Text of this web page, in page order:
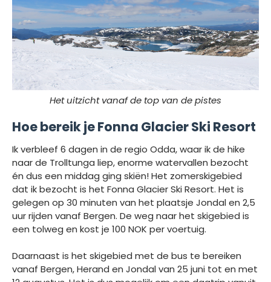
Het uitzicht vanaf de top van de pistes
Hoe bereik je Fonna Glacier Ski Resort
Ik verbleef 6 dagen in de regio Odda, waar ik de hike
naar de Trolltunga liep, enorme watervallen bezocht
én dus een middag ging skiën! Het zomerskigebied
dat ik bezocht is het Fonna Glacier Ski Resort. Het is
gelegen op 30 minuten van het plaatsje Jondal en 2,5
uur rijden vanaf Bergen. De weg naar het skigebied is
een tolweg en kost je 100 NOK per voertuig.
Daarnaast is het skigebied met de bus te bereiken
vanaf Bergen, Herand en Jondal van 25 juni tot en met